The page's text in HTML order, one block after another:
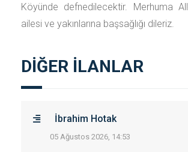
Köyünde defnedilecektir. Merhuma
ailesi ve yakınlarına başsağlığı dileriz.
DİĞER İLANLAR
İbrahim Hotak
05 Ağustos 2026, 14:53